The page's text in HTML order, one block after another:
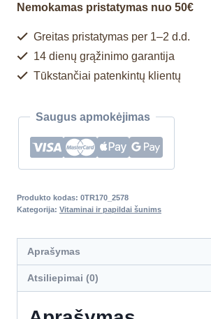
Nemokamas pristatymas nuo 50€
Greitas pristatymas per 1–2 d.d.
14 dienų grąžinimo garantija
Tūkstančiai patenkintų klientų
Saugus apmokėjimas
Produkto kodas: 0TR170_2578
Kategorija: Vitaminai ir papildai šunims
Aprašymas
Atsiliepimai (0)